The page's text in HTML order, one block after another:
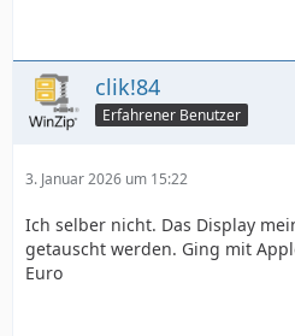
clik!84
Erfahrener Benutzer
3. Januar 2026 um 15:22
Ich selber nicht. Das Display
getauscht werden. Ging mit
Euro